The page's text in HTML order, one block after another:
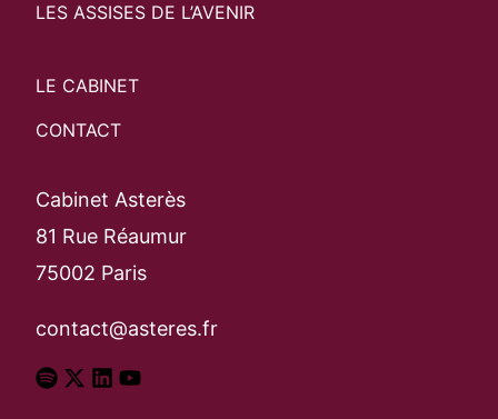
LES ASSISES DE L’AVENIR
LE CABINET
CONTACT
Cabinet Asterès
81 Rue Réaumur
75002 Paris
contact@asteres.fr